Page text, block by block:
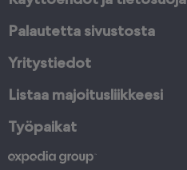
Palautetta sivustosta
Yritystiedot
Listaa majoitusliikkeesi
Työpaikat